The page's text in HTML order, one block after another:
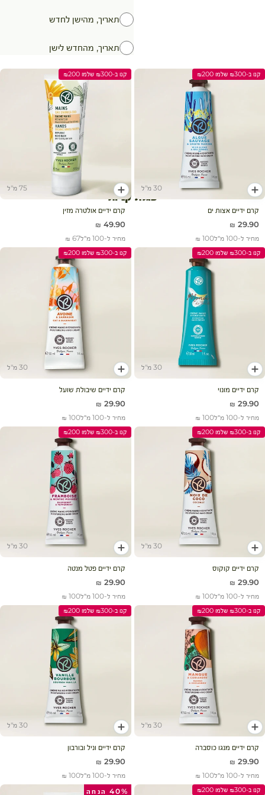
עגלת קניות
תאריך, מהישן לחדש
תאריך, מהחדש לישן
קנו ב-₪300 שלמו ₪200
30 מ"ל
הוסף לעגלה
קרם ידיים אצות ים
מחיר מבצע
29.90 ₪
מחיר ל-100 מ״ל 100 ₪
קנו ב-₪300 שלמו ₪200
75 מ"ל
הוסף לעגלה
קרם ידיים אולטרה מזין
מחיר מבצע
49.90 ₪
מחיר ל-100 מ״ל 67 ₪
קנו ב-₪300 שלמו ₪200
30 מ"ל
הוסף לעגלה
קרם ידיים מונוי
מחיר מבצע
29.90 ₪
מחיר ל-100 מ״ל 100 ₪
קנו ב-₪300 שלמו ₪200
30 מ"ל
הוסף לעגלה
קרם ידיים שיבולת שועל
מחיר מבצע
29.90 ₪
מחיר ל-100 מ״ל 100 ₪
קנו ב-₪300 שלמו ₪200
30 מ"ל
הוסף לעגלה
קרם ידיים קוקוס
מחיר מבצע
29.90 ₪
מחיר ל-100 מ״ל 100 ₪
קנו ב-₪300 שלמו ₪200
30 מ"ל
הוסף לעגלה
קרם ידיים פטל מנטה
מחיר מבצע
29.90 ₪
מחיר ל-100 מ״ל 100 ₪
קנו ב-₪300 שלמו ₪200
30 מ"ל
הוסף לעגלה
קרם ידיים מנגו כוסברה
מחיר מבצע
29.90 ₪
מחיר ל-100 מ״ל 100 ₪
קנו ב-₪300 שלמו ₪200
30 מ"ל
הוסף לעגלה
קרם ידיים וניל ובורבון
מחיר מבצע
29.90 ₪
מחיר ל-100 מ״ל 100 ₪
קנו ב-₪300 שלמו ₪200 40% הנחה